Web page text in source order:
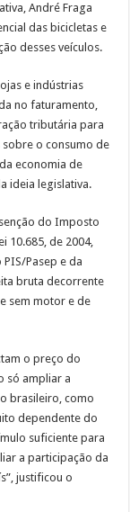
André Fraga
das bicicletas e
desses veículos.
e indústrias
no faturamento,
tributária para
o consumo de
economia de
ideia legislativa.
do Imposto
10.685, de 2004,
Pasep e da
bruta decorrente
sem motor e de
o preço do
só ampliar a
brasileiro, como
dependente do
suficiente para
a participação da
justificou o